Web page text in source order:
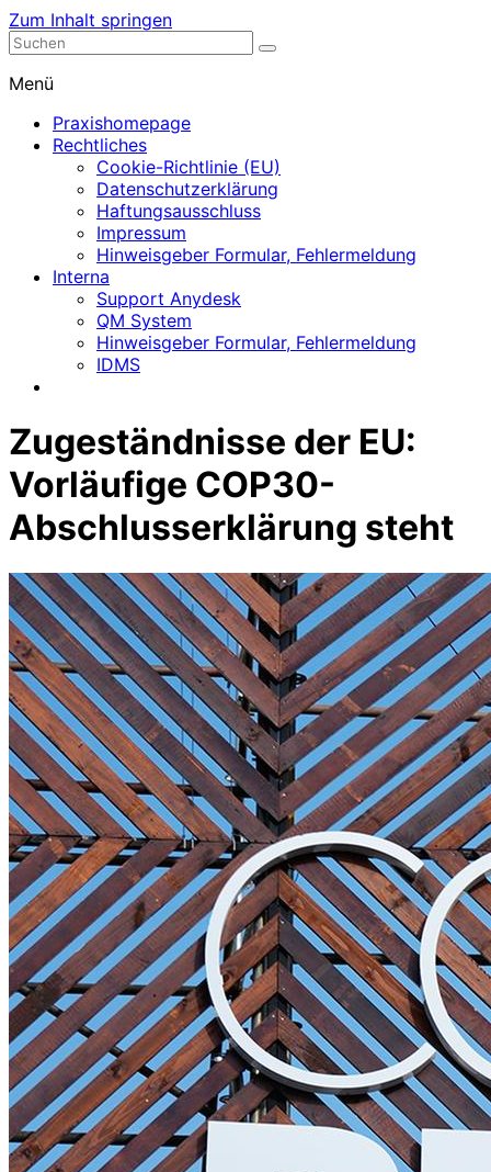
Zum Inhalt springen
Nephrologische Praxis mit Dialyse
Menü
Praxishomepage
Rechtliches
Cookie-Richtlinie (EU)
Datenschutzerklärung
Haftungsausschluss
Impressum
Hinweisgeber Formular, Fehlermeldung
Interna
Support Anydesk
QM System
Hinweisgeber Formular, Fehlermeldung
IDMS
Zugeständnisse der EU:
Vorläufige COP30-
Abschlusserklärung steht